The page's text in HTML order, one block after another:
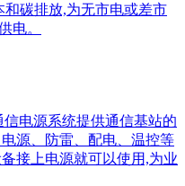
和碳排放,为无市电或差市
电。
电源系统提供通信基站的
源、防雷、配电、温控等
接上电源就可以使用,为业